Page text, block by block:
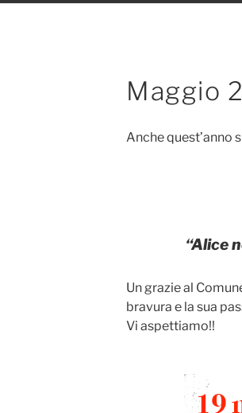
Pubblicato
ilMaggio
Anche quest’anno
“Alice
Un grazie al
bravura e la sua
Vi aspettiamo!!